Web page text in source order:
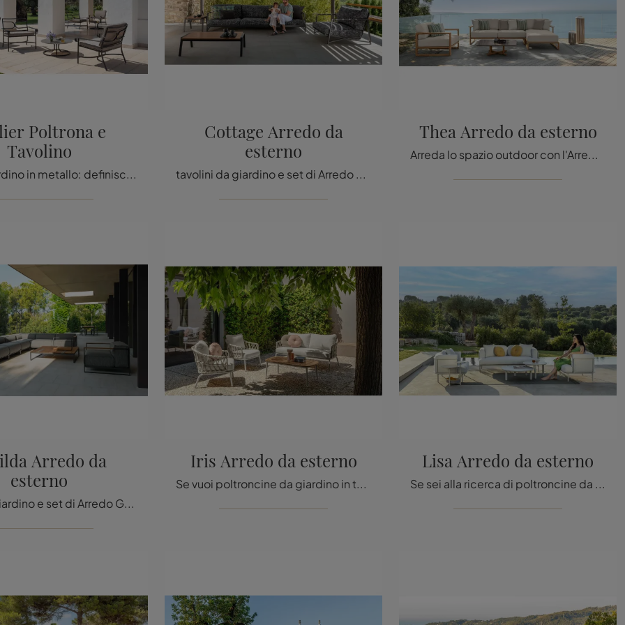
Poltrona e
Tavolino
Arredo Giardino in metallo: definisci il giardino con svariate offerte di tavolini da giardino della firma Emu.
Cottage Arredo da
esterno
tavolini da giardino e set di Arredo Giardino dei migliori produttori: ottieni informazioni sul modello Cottage Arredo da esterno di Talenti, clicca ...
Thea Arredo da esterno
Arreda lo spazio outdoor con l'Arredo Giardino Talenti! Set e poltroncine da giardino in tessuto, come il modello Thea Arredo da esterno, ti ...
Arredo da
esterno
divani da giardino e set di Arredo Giardino dei migliori produttori: ottieni informazioni sul modello Casilda Arredo da esterno di Talenti, clicca ...
Iris Arredo da esterno
Se vuoi poltroncine da giardino in tessuto, clicca e ottieni informazioni sul modello Iris Arredo da esterno dell'azienda Talenti.
Lisa Arredo da esterno
Se sei alla ricerca di poltroncine da giardino in tessuto, clicca e scopri di più sul modello Lisa Arredo da esterno della firma Talenti.